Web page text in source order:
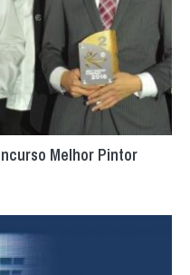
Melhor Pintor